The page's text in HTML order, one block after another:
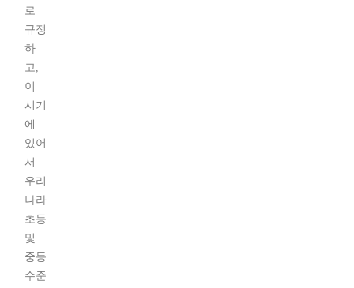
로
규정
하
고,
이
시기
에
있어
서
우리
나라
초등
및
중등
수준